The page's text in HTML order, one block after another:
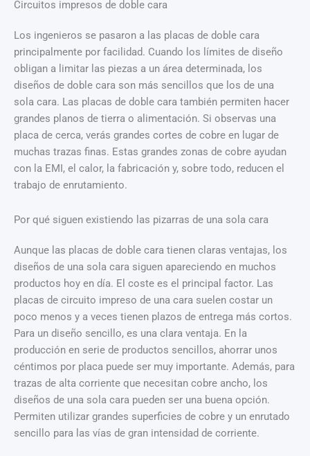
Circuitos impresos de doble cara
Los ingenieros se pasaron a las placas de doble cara
principalmente por facilidad. Cuando los límites de diseño
obligan a limitar las piezas a un área determinada, los
diseños de doble cara son más sencillos que los de una
sola cara. Las placas de doble cara también permiten hacer
grandes planos de tierra o alimentación. Si observas una
placa de cerca, verás grandes cortes de cobre en lugar de
muchas trazas finas. Estas grandes zonas de cobre ayudan
con la EMI, el calor, la fabricación y, sobre todo, reducen el
trabajo de enrutamiento.
Por qué siguen existiendo las pizarras de una sola cara
Aunque las placas de doble cara tienen claras ventajas, los
diseños de una sola cara siguen apareciendo en muchos
productos hoy en día. El coste es el principal factor. Las
placas de circuito impreso de una cara suelen costar un
poco menos y a veces tienen plazos de entrega más cortos.
Para un diseño sencillo, es una clara ventaja. En la
producción en serie de productos sencillos, ahorrar unos
céntimos por placa puede ser muy importante. Además, para
trazas de alta corriente que necesitan cobre ancho, los
diseños de una sola cara pueden ser una buena opción.
Permiten utilizar grandes superficies de cobre y un enrutado
sencillo para las vías de gran intensidad de corriente.